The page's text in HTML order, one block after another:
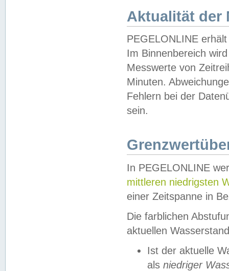
Aktualität der
PEGELONLINE
Im Binnenbereich
Messwerte von
Minuten.
Fehlern bei der
sein.
In PEGELONLINE
mittleren niedrigsten
einer Zeitspanne in
Die farblichen
aktuellen
Ist der aktuelle
als niedriger